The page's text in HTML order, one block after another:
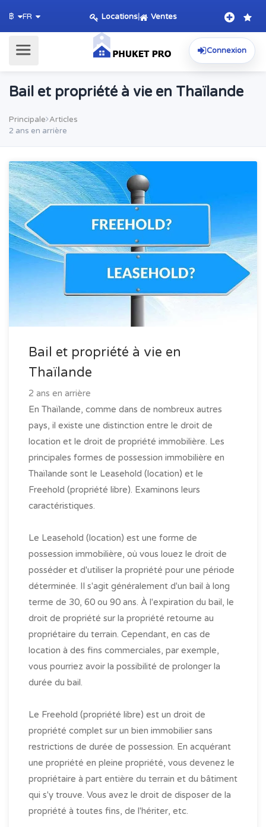
฿ FR Locations| Ventes
Connexion
Bail et propriété à vie en Thaïlande
Principale Articles
2 ans en arrière
Bail et propriété à vie en
Thaïlande
2 ans en arrière
En Thaïlande, comme dans de nombreux autres
pays, il existe une distinction entre le droit de
location et le droit de propriété immobilière. Les
principales formes de possession immobilière en
Thaïlande sont le Leasehold (location) et le
Freehold (propriété libre). Examinons leurs
caractéristiques.
Le Leasehold (location) est une forme de
possession immobilière, où vous louez le droit de
posséder et d'utiliser la propriété pour une période
déterminée. Il s'agit généralement d'un bail à long
terme de 30, 60 ou 90 ans. À l'expiration du bail, le
droit de propriété sur la propriété retourne au
propriétaire du terrain. Cependant, en cas de
location à des fins commerciales, par exemple,
vous pourriez avoir la possibilité de prolonger la
durée du bail.
Le Freehold (propriété libre) est un droit de
propriété complet sur un bien immobilier sans
restrictions de durée de possession. En acquérant
une propriété en pleine propriété, vous devenez le
propriétaire à part entière du terrain et du bâtiment
qui s'y trouve. Vous avez le droit de disposer de la
propriété à toutes fins, de l'hériter, etc.